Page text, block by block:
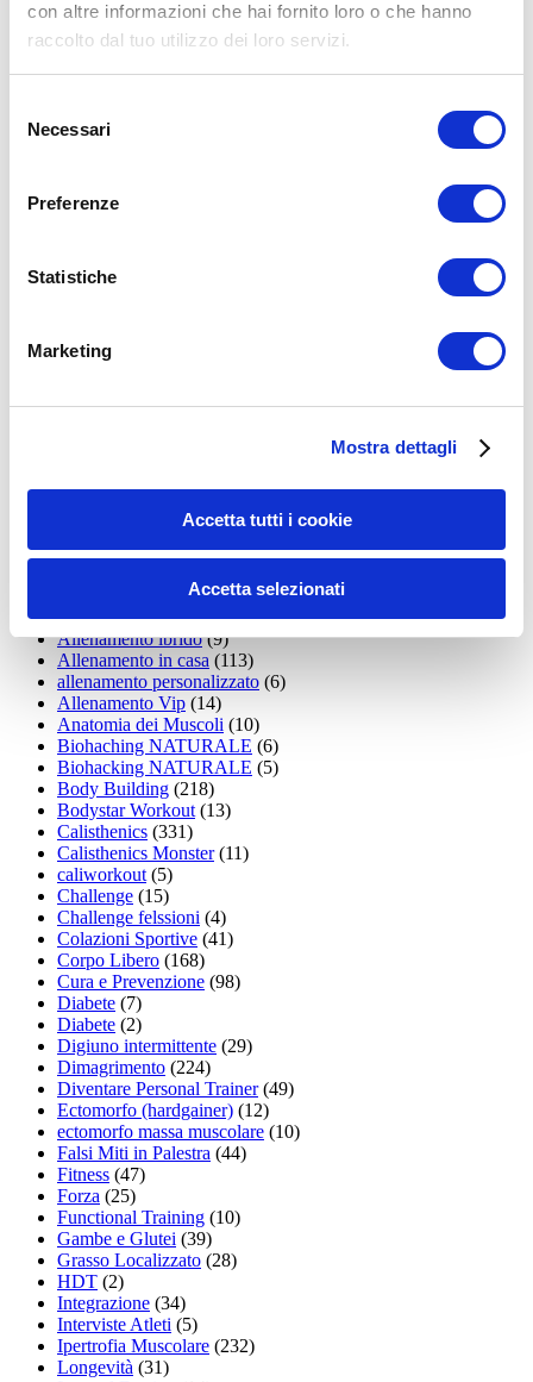
con altre informazioni che hai fornito loro o che hanno
raccolto dal tuo utilizzo dei loro servizi.
delNecessari
Preferenze
Statistiche
Marketing
Mostra dettagli
Accetta tutti i cookie
Accetta selezionati
15WORKOUT
Addominali(99)
Allenamenti in Diretta(30)
(1.800)
Allenamento aerobico(16)
Allenamento Braccia(9)
Allenamento Donne(75)
Allenamento funzionale(6)
Allenamento ibrido(9)
Allenamento in casa (113)
allenamento personalizzato (6)
Allenamento Vip (14)
Anatomia dei Muscoli (10)
Biohaching NATURALE (6)
Biohacking NATURALE (5)
Body Building (218)
Bodystar Workout(13)
Calisthenics (331)
Calisthenics Monster(11)
caliworkout(5)
Challenge (15)
Challenge felssioni (4)
Colazioni Sportive (41)
Corpo Libero (168)
Cura e Prevenzione (98)
Diabete (7)
Diabete (2)
Digiuno intermittente (29)
Dimagrimento (224)
Diventare Personal Trainer(49)
Ectomorfo (hardgainer) (12)
ectomorfo massa muscolare (10)
Falsi Miti in Palestra (44)
Fitness (47)
Forza (25)
Functional Training (10)
Gambe e Glutei (39)
Grasso Localizzato (28)
HDT (2)
Integrazione (34)
Interviste Atleti (5)
Ipertrofia Muscolare (232)
Longevità (31)